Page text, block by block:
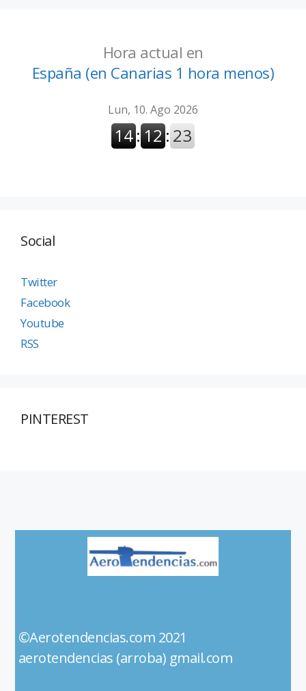
Hora actual en
España (en Canarias 1 hora menos)
Social
Twitter
Facebook
Youtube
RSS
PINTEREST
©Aerotendencias.com 2021
aerotendencias (arroba) gmail.com